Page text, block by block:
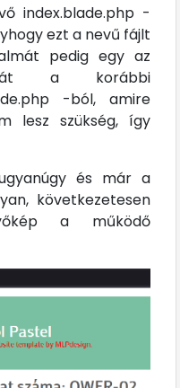
index.blade.php -
ezt a nevű fájlt
pedig egy az
át a korábbi
-ból, amire
lesz szükség, így
és már a
következetesen
a működő